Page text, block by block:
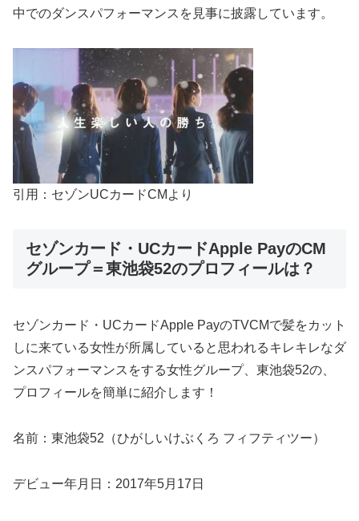
中でのダンスパフォーマンスを見事に披露しています。
引用：セゾンUCカードCMより
セゾンカード・UCカードApple PayのCM
グループ＝東池袋52のプロフィールは？
セゾンカード・UCカードApple PayのTVCMで髪をカット
しに来ている女性が所属していると思われるキレキレなダ
ンスパフォーマンスをする女性グループ、東池袋52の、
プロフィールを簡単に紹介します！
名前：東池袋52（ひがしいけぶくろ フィフティツー）
デビュー年月日：2017年5月17日